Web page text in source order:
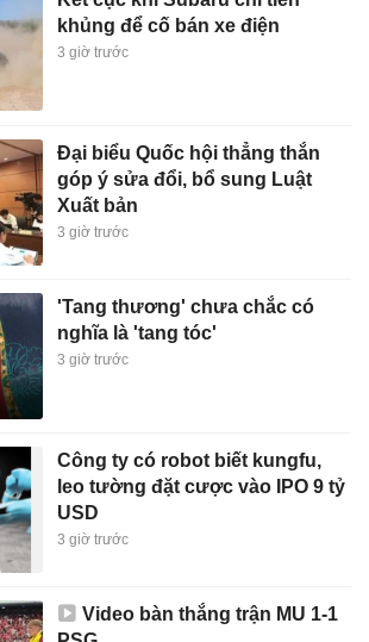
khủng để cố bán xe điện
3 giờ trước
Đại biểu Quốc hội thẳng thắn
góp ý sửa đổi, bổ sung Luật
Xuất bản
3 giờ trước
'Tang thương' chưa chắc có
nghĩa là 'tang tóc'
3 giờ trước
Công ty có robot biết kungfu,
leo tường đặt cược vào IPO 9 tỷ
USD
3 giờ trước
Video bàn thắng trận MU 1-1